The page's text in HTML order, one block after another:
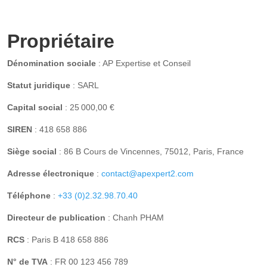
Propriétaire
Dénomination sociale : AP Expertise et Conseil
Statut juridique : SARL
Capital social : 25 000,00 €
SIREN : 418 658 886
Siège social : 86 B Cours de Vincennes, 75012, Paris, France
Adresse électronique : contact@apexpert2.com
Téléphone : +33 (0)2.32.98.70.40
Directeur de publication : Chanh PHAM
RCS : Paris B 418 658 886
N° de TVA : FR 00 123 456 789